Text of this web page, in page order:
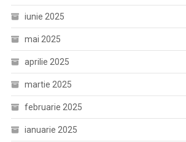
iunie 2025
mai 2025
aprilie 2025
martie 2025
februarie 2025
ianuarie 2025